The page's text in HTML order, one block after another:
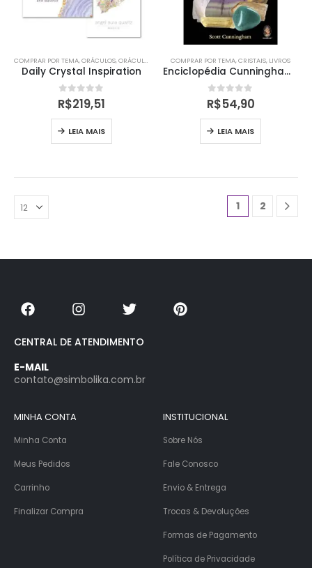
COMPRAR POR TEMA,ORÁCULOS,ORÁCULOS
Daily Crystal Inspiration
0out of 5
R$219,51
LEIA MAIS
COMPRAR POR TEMA,CRISTAIS, LIVROS
Enciclopédia Cunningham de Magia com Cristais, Gemas e Metais
0out of 5
R$54,90
LEIA MAIS
1 2
CENTRAL DE ATENDIMENTO
E-MAIL
contato@simbolika.com.br
MINHA CONTA
Minha Conta
Meus Pedidos
Carrinho
Finalizar Compra
INSTITUCIONAL
Sobre Nós
Fale Conosco
Envio & Entrega
Trocas & Devoluções
Formas de Pagamento
Política de Privacidade